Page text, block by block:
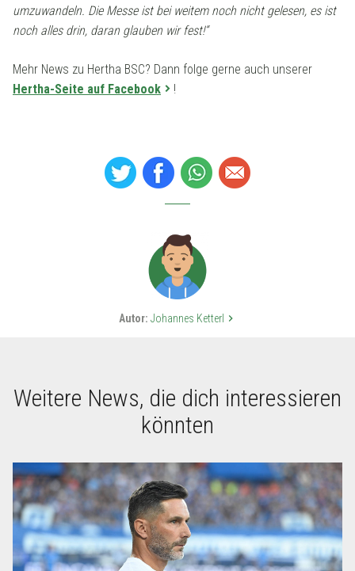
umzuwandeln. Die Messe ist bei weitem noch nicht gelesen, es ist
noch alles drin, daran glauben wir fest!“
Mehr News zu Hertha BSC? Dann folge gerne auch unserer
Hertha-Seite auf Facebook
!
Autor: Johannes Ketterl keyboard_arrow_right
Weitere News, die dich interessieren
könnten